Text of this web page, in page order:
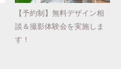
【予約制】無料デザイン相
談＆撮影体験会を実施しま
す！